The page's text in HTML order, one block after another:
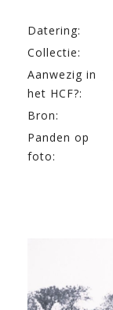
Datering:
Collectie:
Aanwezig in
het HCF?:
Bron:
Panden op
foto: